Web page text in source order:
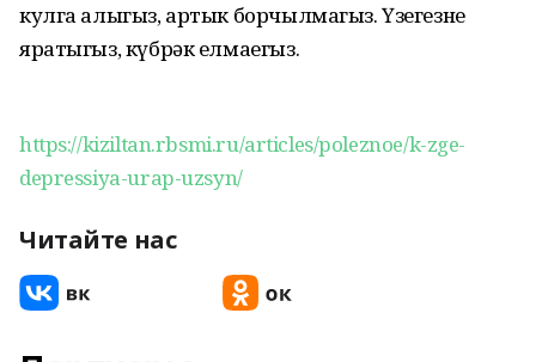
кулга алыгыз, артык борчылмагыз. Үзегезне
яратыгыз, күбрәк елмаегыз.
https://kiziltan.rbsmi.ru/articles/poleznoe/k-zge-
depressiya-urap-uzsyn/
Читайте нас